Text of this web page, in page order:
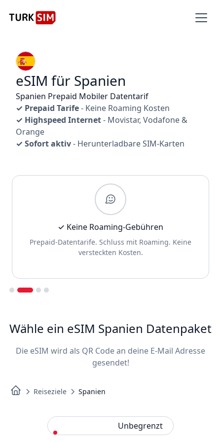
eSIM für Spanien
Spanien Prepaid Mobiler Datentarif
✓ Prepaid Tarife- Keine Roaming Kosten
✓ Highspeed Internet- Movistar, Vodafone &
Orange
✓ Sofort aktiv- Herunterladbare SIM-Karten
✓ Keine Roaming-Gebühren
Prepaid-Datentarife. Schluss mit Roaming. Keine
versteckten Kosten.
Wähle ein eSIM Spanien Datenpaket
Die eSIM wird als QR Code an deine E-Mail Adresse
gesendet!
Reiseziele Spanien
Unbegrenzt